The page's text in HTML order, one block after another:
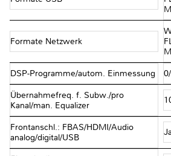
Formate Netzwerk
DSP-Programme/autom. Einmessung
Übernahmefreq. f. Subw./pro
Kanal/man. Equalizer
Frontanschl.: FBAS/HDMI/Audio
analog/digital/USB